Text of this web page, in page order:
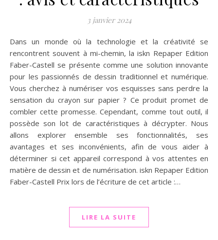
3 janvier 2024
Dans un monde où la technologie et la créativité se
rencontrent souvent à mi-chemin, la iskn Repaper Edition
Faber-Castell se présente comme une solution innovante
pour les passionnés de dessin traditionnel et numérique.
Vous cherchez à numériser vos esquisses sans perdre la
sensation du crayon sur papier ? Ce produit promet de
combler cette promesse. Cependant, comme tout outil, il
possède son lot de caractéristiques à décrypter. Nous
allons explorer ensemble ses fonctionnalités, ses
avantages et ses inconvénients, afin de vous aider à
déterminer si cet appareil correspond à vos attentes en
matière de dessin et de numérisation. iskn Repaper Edition
Faber-Castell Prix lors de l’écriture de cet article :…
LIRE LA SUITE